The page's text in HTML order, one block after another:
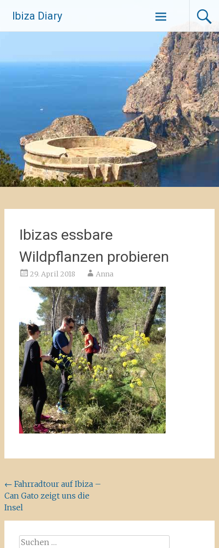
Inhalt
springen
Ibiza Diary
Ibizas essbare
Wildpflanzen probieren
29. April 2018 Anna
Beitragsnavigation
← Fahrradtour auf Ibiza –
Can Gato zeigt uns die
Insel
Suchen